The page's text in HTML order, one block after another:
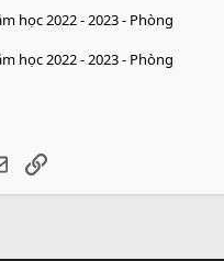
học 2022 - 2023 - Phòng
học 2022 - 2023 - Phòng
EmailLink